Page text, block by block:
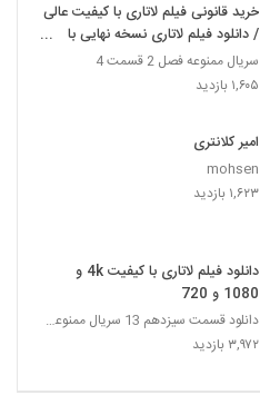
خرید قانونی فیلم لاتاری با کیفیت عالی
/ دانلود فیلم لاتاری نسخه نهایی با
کیفیت 1080P
سریال ممنوعه فصل 2 قسمت 4
۱,۶۰۵ بازدید
امیر کلانتری
mohsen
۱,۶۲۳ بازدید
دانلود فیلم لاتاری با کیفیت 4k و
1080 و 720
دانلود قسمت سیزدهم 13 سریال ممنوعه قانونی
۳,۹۷۲ بازدید